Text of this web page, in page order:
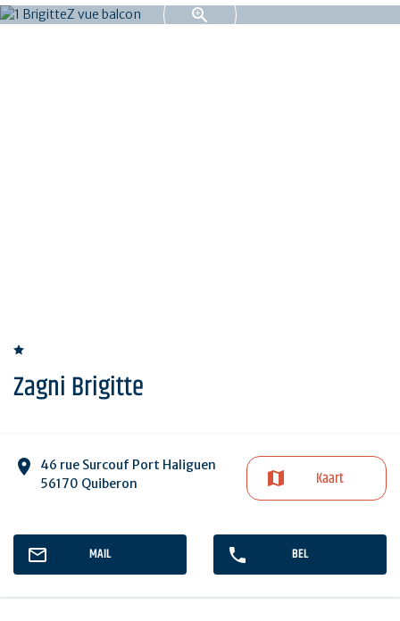
Zagni Brigitte
46 rue Surcouf Port Haliguen
56170 Quiberon
Kaart
MAIL BEL